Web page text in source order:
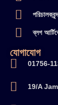
ব্লগ
যোগাযোগ
01756-
19/A